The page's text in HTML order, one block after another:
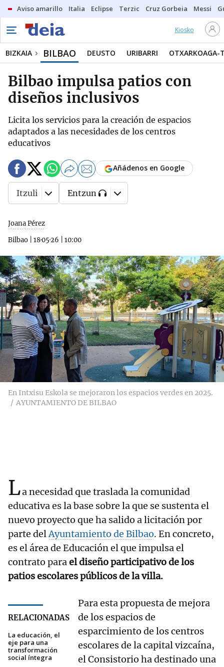
Aviso amarillo Italia Eclipse Terzic Cruz Gorbeia Messi
Kiosko
BIZKAIA BILBAO DEUSTO URIBARRI OTXARKOAGA-
Bilbao impulsa patios con
diseños inclusivos
Licita los servicios para la creación de espacios
adaptados a las necesidades de los centros
educativos
Joana Pérez
Bilbao
18·05·26 10:00
Añádenos en Google
Itzuli Entzun
En Intxisu Eskola se mejoraron los espacios verdes en 2025.
AYUNTAMIENTO DE BILBAO
La necesidad que traslada la comunidad
educativa es la base sobre la que se sustenta el
nuevo proyecto que ha salido a licitación por
parte delAyuntamiento de Bilbao. En concreto,
es el área de Educación el que impulsa el
contrato parael diseño participativo de los
patios escolares públicos de la villa.
RELACIONADAS
La educación, el
eje para una
transformación
social íntegra
Para esta propuesta de mejora
de los espacios de
esparcimiento de los centros
escolares de la capital vizcaína,
el Consistorio ha destinado una